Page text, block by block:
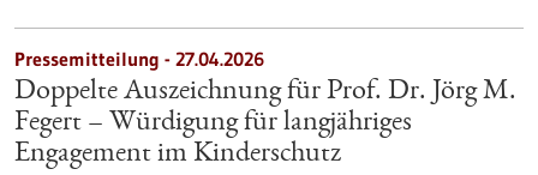
Pressemitteilung - 27.04.2026
Doppelte Auszeichnung für Prof. Dr. Jörg M.
Fegert – Würdigung für langjähriges
Engagement im Kinderschutz